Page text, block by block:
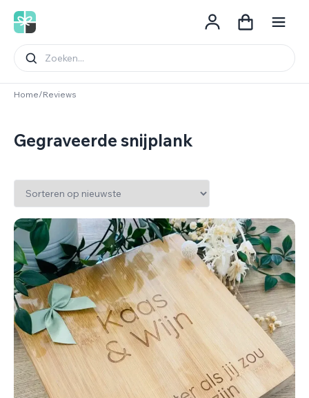
Spring naar de inhoud
Home/Reviews
Gegraveerde snijplank